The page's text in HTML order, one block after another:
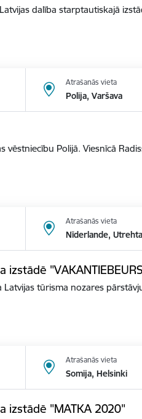
dalība starptautiskajā
Atrašanās vieta
Polija, Varšava
vēstniecību Polijā. Viesnīcā
Atrašanās vieta
Nīderlande, Utrehta
tūrisma nozares
Atrašanās vieta
Somija, Helsinki
izstādē "MATKA 2020"